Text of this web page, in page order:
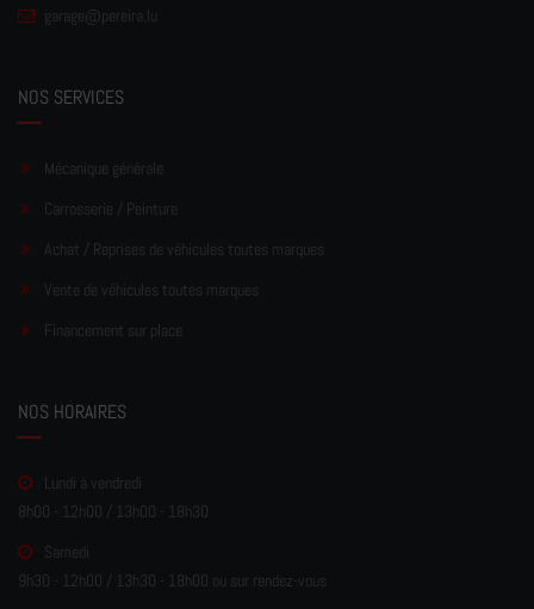
garage@pereira.lu
NOS SERVICES
Mécanique générale
Carrosserie / Peinture
Achat / Reprises de véhicules toutes marques
Vente de véhicules toutes marques
Financement sur place
NOS HORAIRES
Lundi à vendredi
8h00 - 12h00 / 13h00 - 18h30
Samedi
9h30 - 12h00 / 13h30 - 18h00 ou sur rendez-vous